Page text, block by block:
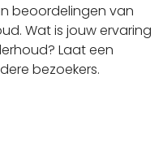
beoordelingen van
Wat is jouw ervaring
Laat een
bezoekers.